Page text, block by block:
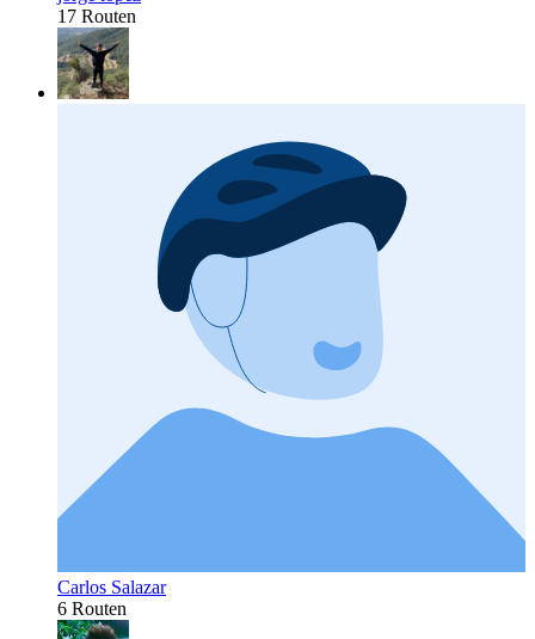
17 Routen
Carlos Salazar
6 Routen